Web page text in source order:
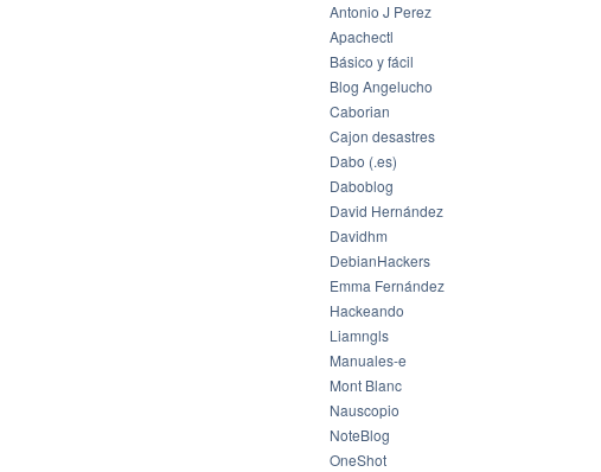
Antonio J Perez
Apachectl
Básico y fácil
Blog Angelucho
Caborian
Cajon desastres
Dabo (.es)
Daboblog
David Hernández
Davidhm
DebianHackers
Emma Fernández
Hackeando
Liamngls
Manuales-e
Mont Blanc
Nauscopio
NoteBlog
OneShot